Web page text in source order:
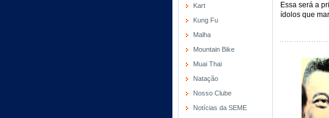
Kart
Kung Fu
Malha
Mountain Bike
Muai Thai
Natação
Nosso Clube
Notícias da SEME
Essa será a
ídolos que